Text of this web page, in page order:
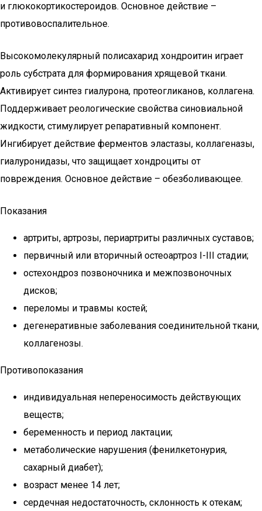
и глюкокортикостероидов. Основное действие –
противовоспалительное.
Высокомолекулярный полисахарид хондроитин играет
роль субстрата для формирования хрящевой ткани.
Активирует синтез гиалурона, протеогликанов, коллагена.
Поддерживает реологические свойства синовиальной
жидкости, стимулирует репаративный компонент.
Ингибирует действие ферментов эластазы, коллагеназы,
гиалуронидазы, что защищает хондроциты от
повреждения. Основное действие – обезболивающее.
Показания
артриты, артрозы, периартриты различных суставов;
первичный или вторичный остеоартроз I-III стадии;
остехондроз позвоночника и межпозвоночных
дисков;
переломы и травмы костей;
дегенеративные заболевания соединительной ткани,
коллагенозы.
Противопоказания
индивидуальная непереносимость действующих
веществ;
беременность и период лактации;
метаболические нарушения (фенилкетонурия,
сахарный диабет);
возраст менее 14 лет;
сердечная недостаточность, склонность к отекам;